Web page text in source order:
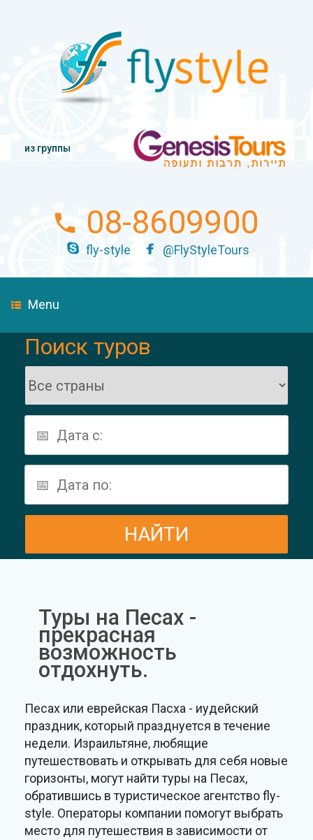
из группы
08-8609900
fly-style @FlyStyleTours
Menu
Поиск туров
Туры на Песах -
прекрасная
возможность
отдохнуть.
Песах или еврейская Пасха - иудейский
праздник, который празднуется в течение
недели. Израильтяне, любящие
путешествовать и открывать для себя новые
горизонты, могут найти туры на Песах,
обратившись в туристическое агентство fly-
style. Операторы компании помогут выбрать
место для путешествия в зависимости от